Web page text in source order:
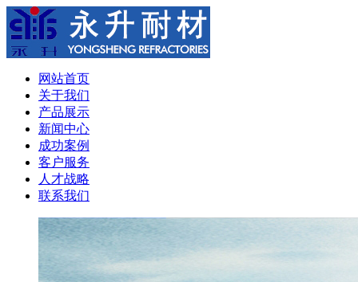
网站首页
关于我们
产品展示
新闻中心
成功案例
客户服务
人才战略
联系我们